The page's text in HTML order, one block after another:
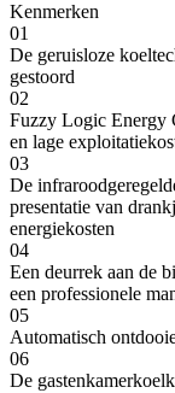
Kenmerken
01
De geruisloze
gestoord
02
Fuzzy Logic Energy
en lage
03
De
presentatie van
energiekosten
04
Een deurrek aan de
een professionele
05
Automatisch
06
De